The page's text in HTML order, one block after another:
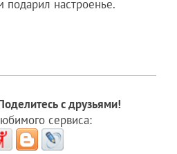
настроенье.
с друзьями!
сервиса: